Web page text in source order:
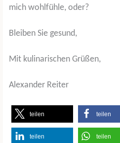
mich wohlfühle, oder?
Bleiben Sie gesund,
Mit kulinarischen Grüßen,
Alexander Reiter
teilen teilen
teilen teilen